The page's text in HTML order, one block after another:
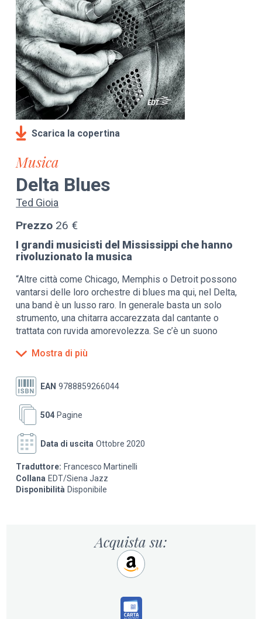
Scarica la copertina
Musica
Delta Blues
Ted Gioia
Prezzo 26 €
I grandi musicisti del Mississippi che hanno
rivoluzionato la musica
“Altre città come Chicago, Memphis o Detroit possono
vantarsi delle loro orchestre di blues ma qui, nel Delta,
una band è un lusso raro. In generale basta un solo
strumento, una chitarra accarezzata dal cantante o
trattata con ruvida amorevolezza. Se c’è un suono
dell’anima, e del suo mare in tempesta, certamente si
Mostra di più
EAN 9788859266044
Pagine
504
Data di uscita Ottobre 2020
Traduttore: Francesco Martinelli
Collana EDT/Siena Jazz
Disponibilità Disponibile
Acquista su: